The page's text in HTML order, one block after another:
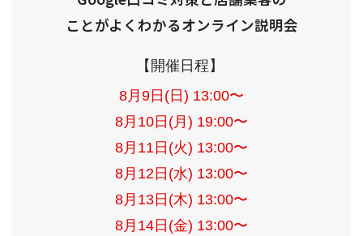
ことがよくわかるオンライン説明会
【開催日程】
8月9日(日) 13:00〜
8月10日(月) 19:00〜
8月11日(火) 13:00〜
8月12日(水) 13:00〜
8月13日(木) 13:00〜
8月14日(金) 13:00〜